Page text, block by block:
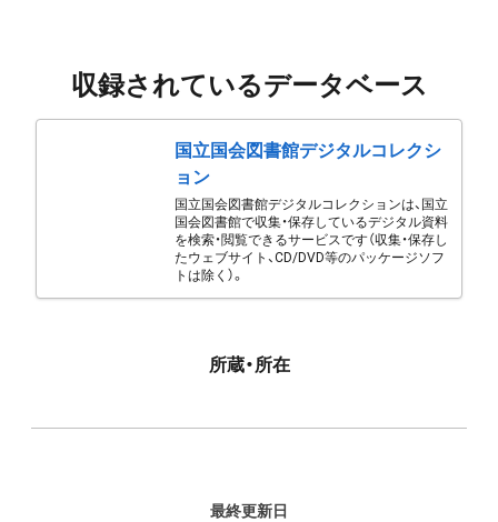
収録されているデータベース
国立国会図書館デジタルコレクシ
ョン
国立国会図書館デジタルコレクションは、国立
国会図書館で収集・保存しているデジタル資料
を検索・閲覧できるサービスです（収集・保存し
たウェブサイト、CD/DVD等のパッケージソフ
トは除く）。
所蔵・所在
最終更新日